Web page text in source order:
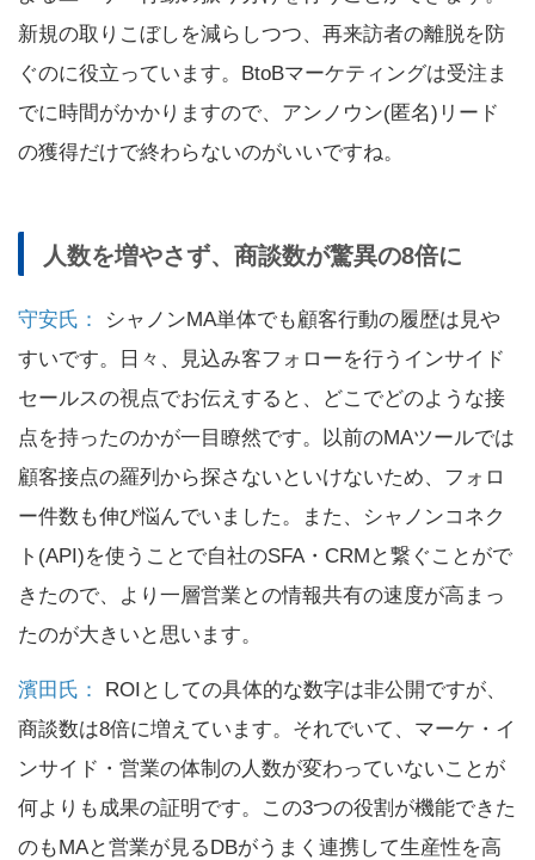
新規の取りこぼしを減らしつつ、再来訪者の離脱を防
ぐのに役立っています。BtoBマーケティングは受注ま
でに時間がかかりますので、アンノウン(匿名)リード
の獲得だけで終わらないのがいいですね。
人数を増やさず、商談数が驚異の8倍に
守安氏：
シャノンMA単体でも顧客行動の履歴は見や
すいです。日々、見込み客フォローを行うインサイド
セールスの視点でお伝えすると、どこでどのような接
点を持ったのかが一目瞭然です。以前のMAツールでは
顧客接点の羅列から探さないといけないため、フォロ
ー件数も伸び悩んでいました。また、シャノンコネク
ト(API)を使うことで自社のSFA・CRMと繋ぐことがで
きたので、より一層営業との情報共有の速度が高まっ
たのが大きいと思います。
濱田氏：
ROIとしての具体的な数字は非公開ですが、
商談数は8倍に増えています。それでいて、マーケ・イ
ンサイド・営業の体制の人数が変わっていないことが
何よりも成果の証明です。この3つの役割が機能できた
のもMAと営業が見るDBがうまく連携して生産性を高